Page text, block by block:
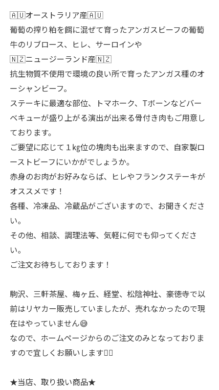
🇦🇺オーストラリア産🇦🇺
葡萄の搾り粕を餌に混ぜて育ったアンガスビーフの葡萄
牛のリブロース、ヒレ、サーロインや
🇳🇿ニュージーランド産🇳🇿
抗生物質不使用で環境の良い所で育ったアンガス種のオ
ーシャンビーフ。
ステーキに最適な部位、トマホーク、Tボーンなどバー
ベキューが盛り上がる演出が出来る骨付き肉もご用意し
ております。
ご要望に応じて１㎏位の塊肉も出来ますので、自家製ロ
ーストビーフにいかがでしょうか。
赤身のお肉がお好みならば、ヒレやフランクステーキが
オススメです！
各種、冷凍品、冷蔵品がございますので、お聞きくださ
い。
その他、相談、調理法等、気軽に何でも仰ってくださ
い。
ご注文お待ちしております！
駒沢、三軒茶屋、梅ヶ丘、経堂、松陰神社、豪徳寺で以
前はリヤカー販売していましたが、売れなかったので現
在はやっていません😅
なので、ホームページからのご注文のみとなっておりま
すので宜しくお願いします🙇‍♂
★当店、取り扱い商品★